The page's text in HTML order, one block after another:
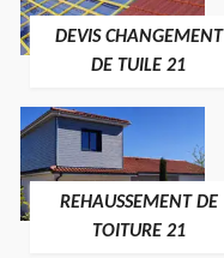
DEVIS CHANGEMENT
DE TUILE 21
REHAUSSEMENT DE
TOITURE 21